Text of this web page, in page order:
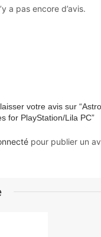
a pas encore d’avis.
votre avis sur
for PlayStation/Lila PC”
pour publier un